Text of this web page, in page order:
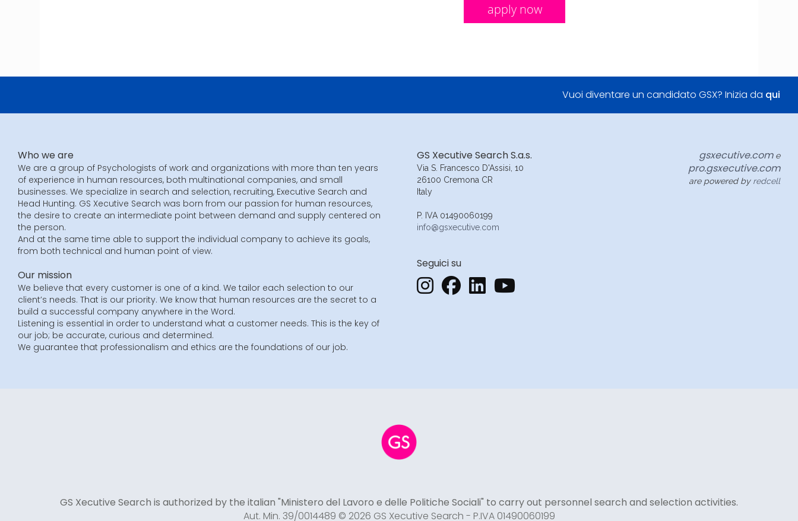
apply now
Vuoi diventare un candidato GSX? Inizia da qui
Who we are
We are a group of Psychologists of work and organizations with more than ten years
of experience in human resources, both multinational companies, and small
businesses. We specialize in search and selection, recruiting, Executive Search and
Head Hunting. GS Xecutive Search was born from our passion for human resources,
the desire to create an intermediate point between demand and supply centered on
the person.
And at the same time able to support the individual company to achieve its goals,
from both technical and human point of view.
Our mission
We believe that every customer is one of a kind. We tailor each selection to our
client’s needs. That is our priority. We know that human resources are the secret to a
build a successful company anywhere in the Word.
Listening is essential in order to understand what a customer needs. This is the key of
our job; be accurate, curious and determined.
We guarantee that professionalism and ethics are the foundations of our job.
GS Xecutive Search S.a.s.
Via S. Francesco D'Assisi, 10
26100 Cremona CR
Italy
P. IVA 01490060199
info@gsxecutive.com
Seguici su
gsxecutive.come
pro.gsxecutive.com
are powered by redcell
GS Xecutive Search is authorized by the italian "Ministero del Lavoro e delle Politiche Sociali" to carry out personnel search and selection activities.
Aut. Min. 39/0014489 © 2026 GS Xecutive Search - P.IVA 01490060199